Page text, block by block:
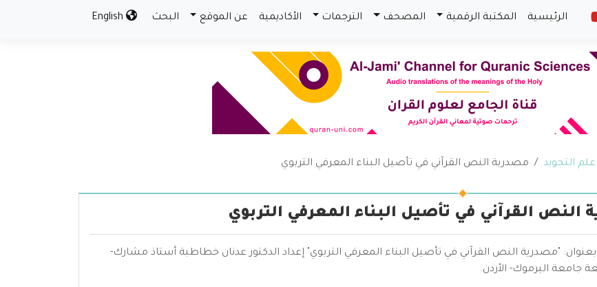
الرئيسية المكتبة الرقمية المصحف الترجمات الأكاديمية عن الموقع البحث
علم التجويد مصدرية النص القرآني في تأصيل البناء المعرفي التربوي
النص القرآني في تأصيل البناء المعرفي التربوي
"مصدرية النص القرآني في تأصيل البناء المعرفي التربوي" إعداد الدكتور عدنان خطاطبة أستاذ مشارك-
جامعة اليرموك- الأردن.